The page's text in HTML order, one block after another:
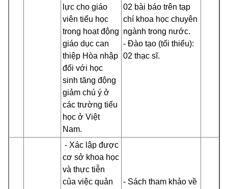
lực cho giáo
viên tiểu học
trong hoạt động
giáo dục can
thiệp Hòa nhập
đối với học
sinh tăng động
giảm chú ý ở
các trường tiểu
học ở Việt
Nam.
02 bài báo trên tạp
chí khoa học chuyên
ngành trong nước.
- Đào tạo (tối thiểu):
02 thạc sĩ.
- Xác lập được
cơ sở khoa học
và thực tiễn
của việc quản
- Sách tham khảo về